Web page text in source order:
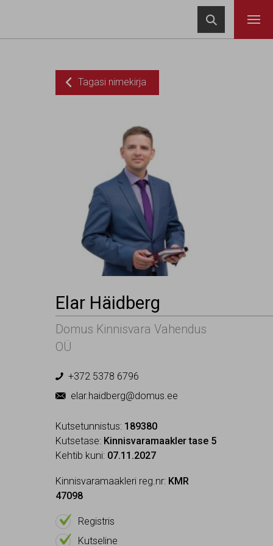

 Tagasi nimekirja
Elar Häidberg
Domus Kinnisvara Vahendus
OÜ
 +372 5378 6796
 elar.haidberg@domus.ee
Kutsetunnistus: 189380
Kutsetase: Kinnisvaramaakler tase 5
Kehtib kuni: 07.11.2027
Kinnisvaramaakleri reg.nr: KMR
47098
 On
Registris
 On
Kutseline